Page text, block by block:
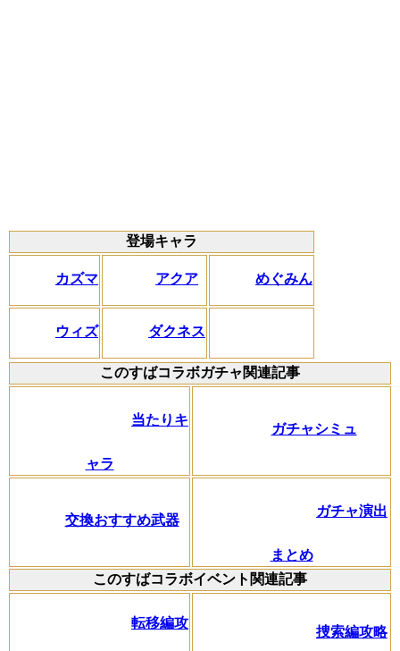
登場キャラ
カズマ アクア めぐみん
ウィズ ダクネス
このすばコラボガチャ関連記事
当たりキ
ャラ
ガチャシミュ
交換おすすめ武器
ガチャ演出
まとめ
このすばコラボイベント関連記事
転移編攻
捜索編攻略